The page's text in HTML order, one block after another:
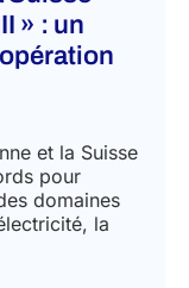
» : un
et la Suisse
pour
domaines
la